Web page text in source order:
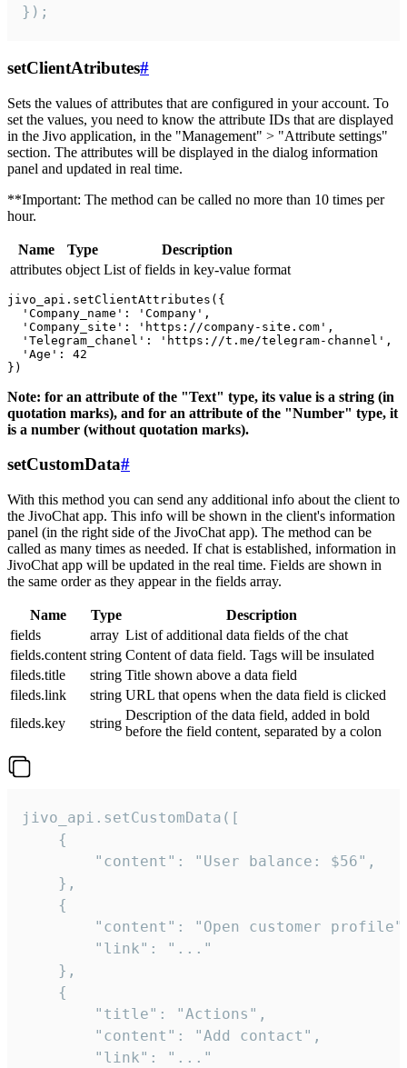
});
setClientAtributes#
Sets the values ​​of attributes that are configured in your account. To
set the values, you need to know the attribute IDs that are displayed
in the Jivo application, in the "Management" > "Attribute settings"
section. The attributes will be displayed in the dialog information
panel and updated in real time.
**Important: The method can be called no more than 10 times per
hour.
Name Type
Description
attributes object List of fields in key-value format
jivo_api.setClientAttributes({
  'Company_name': 'Company',
  'Company_site': 'https://company-site.com',
  'Telegram_chanel': 'https://t.me/telegram-channel',
  'Age': 42
Note: for an attribute of the "Text" type, its value is a string (in
quotation marks), and for an attribute of the "Number" type, it
is a number (without quotation marks).
setCustomData#
With this method you can send any additional info about the client to
the JivoChat app. This info will be shown in the client's information
panel (in the right side of the JivoChat app). The method can be
called as many times as needed. If chat is established, information in
JivoChat app will be updated in the real time. Fields are shown in
the same order as they appear in the fields array.
Name Type
Description
fields
array List of additional data fields of the chat
fields.content string Content of data field. Tags will be insulated
fileds.title
string Title shown above a data field
fileds.link
string URL that opens when the data field is clicked
fileds.key
string
Description of the data field, added in bold
before the field content, separated by a colon
jivo_api.setCustomData([
    {
        "content": "User balance: $56",
    },
    {
"content": "Open customer
        "link": "..."
    },
    {
        "title": "Actions",
        "content": "Add contact",
        "link": "..."